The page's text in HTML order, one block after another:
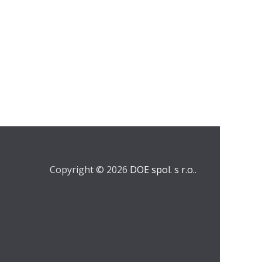
Copyright © 2026 DOE spol. s r.o..